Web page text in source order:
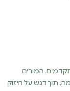
המורים
תוך דגש על חיזוק